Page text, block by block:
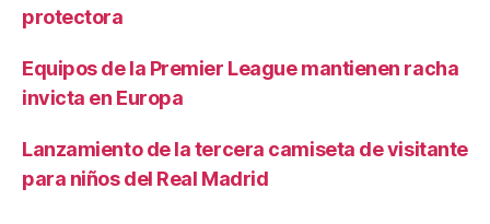
protectora
Equipos de la Premier League mantienen racha
invicta en Europa
Lanzamiento de la tercera camiseta de visitante
para niños del Real Madrid